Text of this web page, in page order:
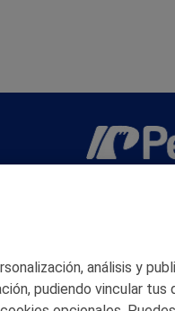
análisis y
pudiendo vincular